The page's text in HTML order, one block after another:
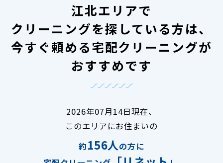
江北エリアで
クリーニングを探している方は、
今すぐ頼める宅配クリーニングが
おすすめです
2026年07月14日現在、
このエリアにお住まいの
約156人の方に